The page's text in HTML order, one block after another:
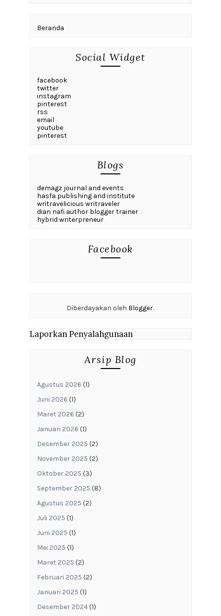
Beranda
Social Widget
facebook
twitter
instagram
pinterest
rss
email
youtube
pinterest
Blogs
demagz journal and events
hasfa publishing and institute
writravelicious writraveler
dian nafi author blogger trainer
hybrid writerpreneur
Facebook
Diberdayakan oleh Blogger.
Laporkan Penyalahgunaan
Arsip Blog
Agustus 2026 (1)
Juni 2026 (1)
Maret 2026 (2)
Januari 2026 (1)
Desember 2025 (2)
November 2025 (2)
Oktober 2025 (3)
September 2025 (8)
Agustus 2025 (2)
Juli 2025 (1)
Juni 2025 (1)
Mei 2025 (1)
Maret 2025 (2)
Februari 2025 (2)
Januari 2025 (1)
Desember 2024(1)